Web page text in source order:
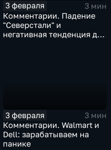
3 февраля
3 мин
Комментарии. Падение
"Северстали" и
негативная тенденция для
3 февраля
3 мин
Комментарии. Walmart и
Dell: зарабатываем на
панике